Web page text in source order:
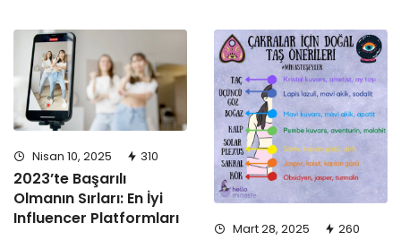
Nisan 10, 2025 310
2023’te Başarılı
Olmanın Sırları: En İyi
Influencer Platformları
Mart 28, 2025 260